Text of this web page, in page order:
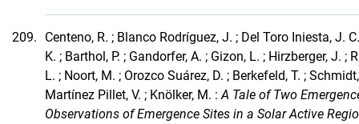
209.
Centeno, R. ; Blanco Rodríguez, J. ; Del Toro Iniesta, J.
K. ; Barthol, P. ; Gandorfer, A. ; Gizon, L. ; Hirzberger, J. ;
L. ; Noort, M. ; Orozco Suárez, D. ; Berkefeld, T. ;
Martínez Pillet, V. ; Knölker, M. :A Tale of Two
Observations of Emergence Sites in a Solar Active